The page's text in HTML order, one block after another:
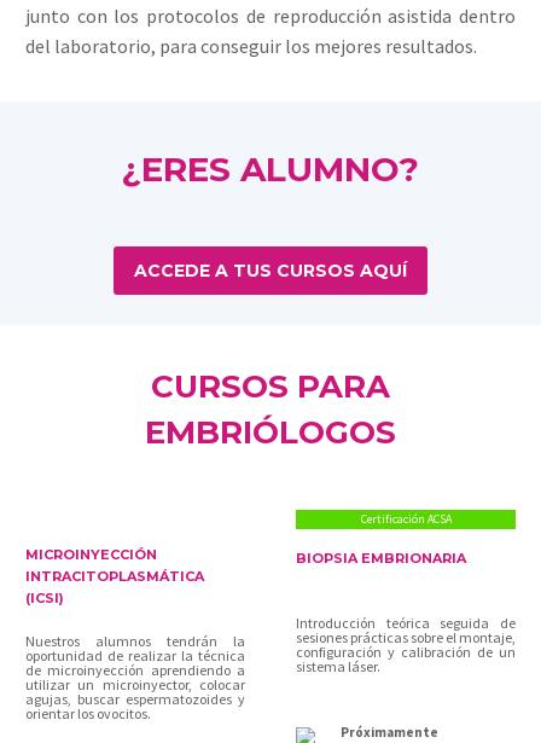
junto con los protocolos de reproducción asistida dentro
del laboratorio, para conseguir los mejores resultados.
¿ERES ALUMNO?
ACCEDE A TUS CURSOS AQUÍ
CURSOS PARA
EMBRIÓLOGOS
MICROINYECCIÓN
INTRACITOPLASMÁTICA
(ICSI)
Nuestros alumnos tendrán la
oportunidad de realizar la técnica
de microinyección aprendiendo a
utilizar un microinyector, colocar
agujas, buscar espermatozoides y
orientar los ovocitos.
Certificación ACSA
BIOPSIA EMBRIONARIA
Introducción teórica seguida de
sesiones prácticas sobre el montaje,
configuración y calibración de un
sistema láser.
Próximamente